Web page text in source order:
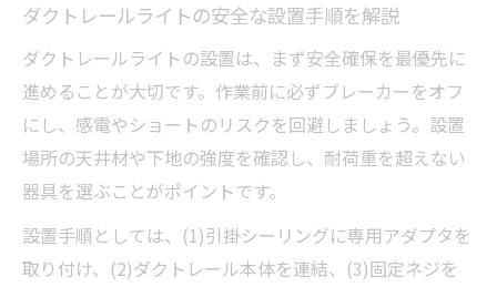
ダクトレールライトの安全な設置手順を解説
ダクトレールライトの設置は、まず安全確保を最優先に
進めることが大切です。作業前に必ずブレーカーをオフ
にし、感電やショートのリスクを回避しましょう。設置
場所の天井材や下地の強度を確認し、耐荷重を超えない
器具を選ぶことがポイントです。
設置手順としては、(1)引掛シーリングに専用アダプタを
取り付け、(2)ダクトレール本体を連結、(3)固定ネジを